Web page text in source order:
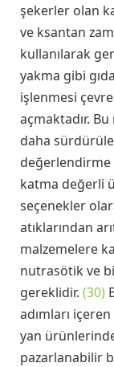
şekerler olan
ve ksantan
kullanılarak
yakma gibi
işlenmesi
açmaktadır.
daha
değerlendirme
katma değerli
seçenekler
atıklarından
malzemelere
nutrasötik ve
gereklidir. (30)
adımları
yan
pazarlanabilir